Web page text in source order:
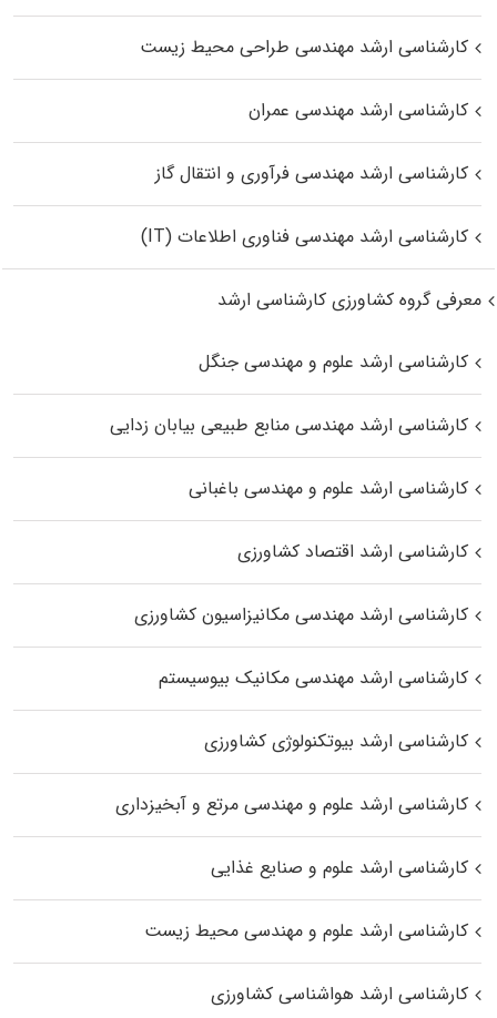
کارشناسی ارشد مهندسی طراحی محیط زیست
کارشناسی ارشد مهندسی عمران
کارشناسی ارشد مهندسی فرآوری و انتقال گاز
کارشناسی ارشد مهندسی فناوری اطلاعات (IT)
معرفی گروه کشاورزی کارشناسی ارشد
کارشناسی ارشد علوم و مهندسی جنگل
کارشناسی ارشد مهندسی منابع طبیعی بیابان زدایی
کارشناسی ارشد علوم و مهندسی باغبانی
کارشناسی ارشد اقتصاد کشاورزی
کارشناسی ارشد مهندسی مکانیزاسیون کشاورزی
کارشناسی ارشد مهندسی مکانیک بیوسیستم
کارشناسی ارشد بیوتکنولوژی کشاورزی
کارشناسی ارشد علوم و مهندسی مرتع و آبخیزداری
کارشناسی ارشد علوم و صنایع غذایی
کارشناسی ارشد علوم و مهندسی محیط زیست
کارشناسی ارشد هواشناسی کشاورزی